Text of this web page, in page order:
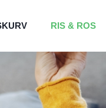
RIS & ROS